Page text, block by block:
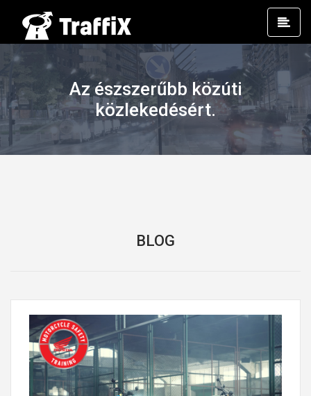
Az észszerűbb közúti
közlekedésért.
BLOG